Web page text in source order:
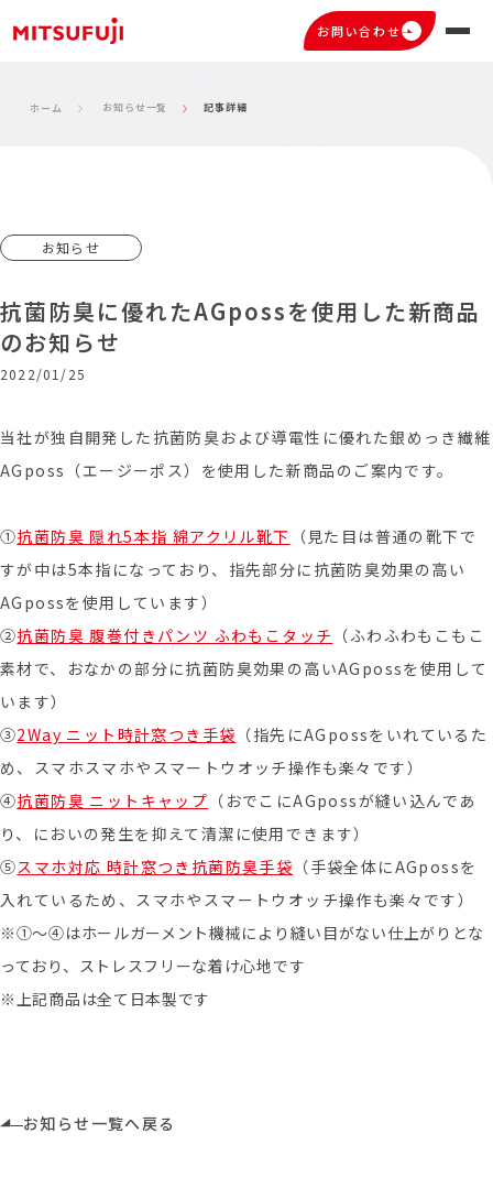
お問い合わせ
ホーム お知らせ一覧 記事詳細
お知らせ
抗菌防臭に優れたAGpossを使用した新商品
のお知らせ
2022/01/25
当社が独自開発した抗菌防臭および導電性に優れた銀めっき繊維
AGposs（エージーポス）を使用した新商品のご案内です。
①抗菌防臭 隠れ5本指 綿アクリル靴下
（見た目は普通の靴下で
すが中は5本指になっており、指先部分に抗菌防臭効果の高い
AGpossを使用しています）
②抗菌防臭 腹巻付きパンツ ふわもこタッチ （ふわふわもこもこ
素材で、おなかの部分に抗菌防臭効果の高いAGpossを使用して
います）
③2Way ニット時計窓つき手袋 （指先にAGpossをいれているた
め、スマホスマホやスマートウオッチ操作も楽々です）
④抗菌防臭 ニットキャップ （おでこにAGpossが縫い込んであ
り、においの発生を抑えて清潔に使用できます）
⑤スマホ対応 時計窓つき抗菌防臭手袋 （手袋全体にAGpossを
入れているため、スマホやスマートウオッチ操作も楽々です）
※①～④はホールガーメント機械により縫い目がない仕上がりとな
っており、ストレスフリーな着け心地です
※上記商品は全て 日本製です
お知らせ一覧へ戻る